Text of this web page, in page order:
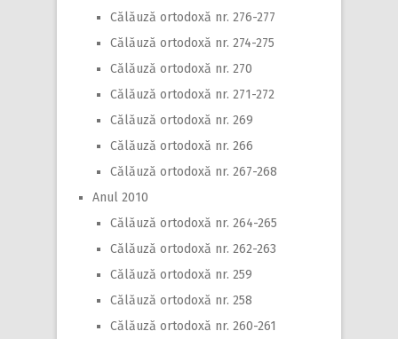
Călăuză ortodoxă nr. 276-277
Călăuză ortodoxă nr. 274-275
Călăuză ortodoxă nr. 270
Călăuză ortodoxă nr. 271-272
Călăuză ortodoxă nr. 269
Călăuză ortodoxă nr. 266
Călăuză ortodoxă nr. 267-268
Anul 2010
Călăuză ortodoxă nr. 264-265
Călăuză ortodoxă nr. 262-263
Călăuză ortodoxă nr. 259
Călăuză ortodoxă nr. 258
Călăuză ortodoxă nr. 260-261